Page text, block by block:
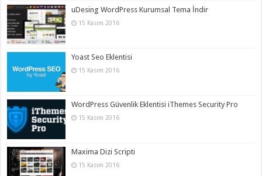
uDesing WordPress Kurumsal Tema İndir
15 Kasım 2016
Yoast Seo Eklentisi
15 Kasım 2016
WordPress Güvenlik Eklentisi iThemes Security Pro
15 Kasım 2016
Maxima Dizi Scripti
15 Kasım 2016